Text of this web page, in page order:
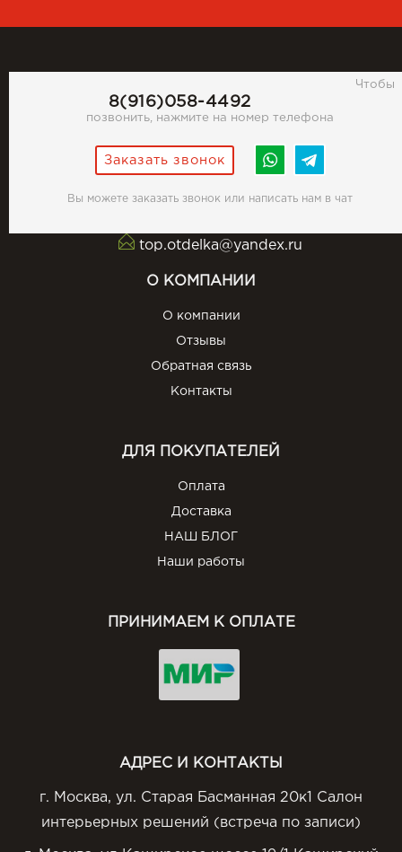
8(916)058-4492
Чтобы
позвонить, нажмите на номер телефона
Заказать звонок
Вы можете заказать звонок или написать нам в чат
top.otdelka@yandex.ru
О КОМПАНИИ
О компании
Отзывы
Обратная связь
Контакты
ДЛЯ ПОКУПАТЕЛЕЙ
Оплата
Доставка
НАШ БЛОГ
Наши работы
ПРИНИМАЕМ К ОПЛАТЕ
АДРЕС И КОНТАКТЫ
г. Москва, ул. Старая Басманная 20к1 Салон
интерьерных решений (встреча по записи)